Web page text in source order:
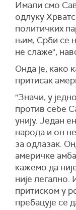
Имали смо
одлуку
политичких
њим, Срби се
не слаже",
Онда је, како
притисак
"Значи, у
против себе
унију. Један
народа и он
за одлазак.
америчке
кажемо да
није
притиском у
пребацује се